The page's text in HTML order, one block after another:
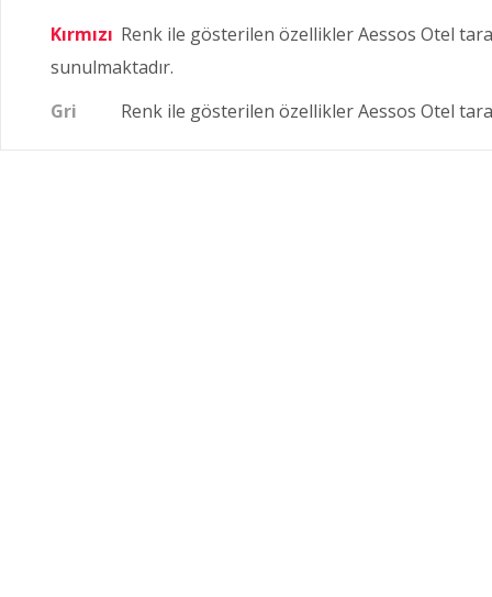
Kırmızı Renk ile gösterilen özellikler Aessos Otel
sunulmaktadır.
Gri
Renk ile gösterilen özellikler Aessos Otel